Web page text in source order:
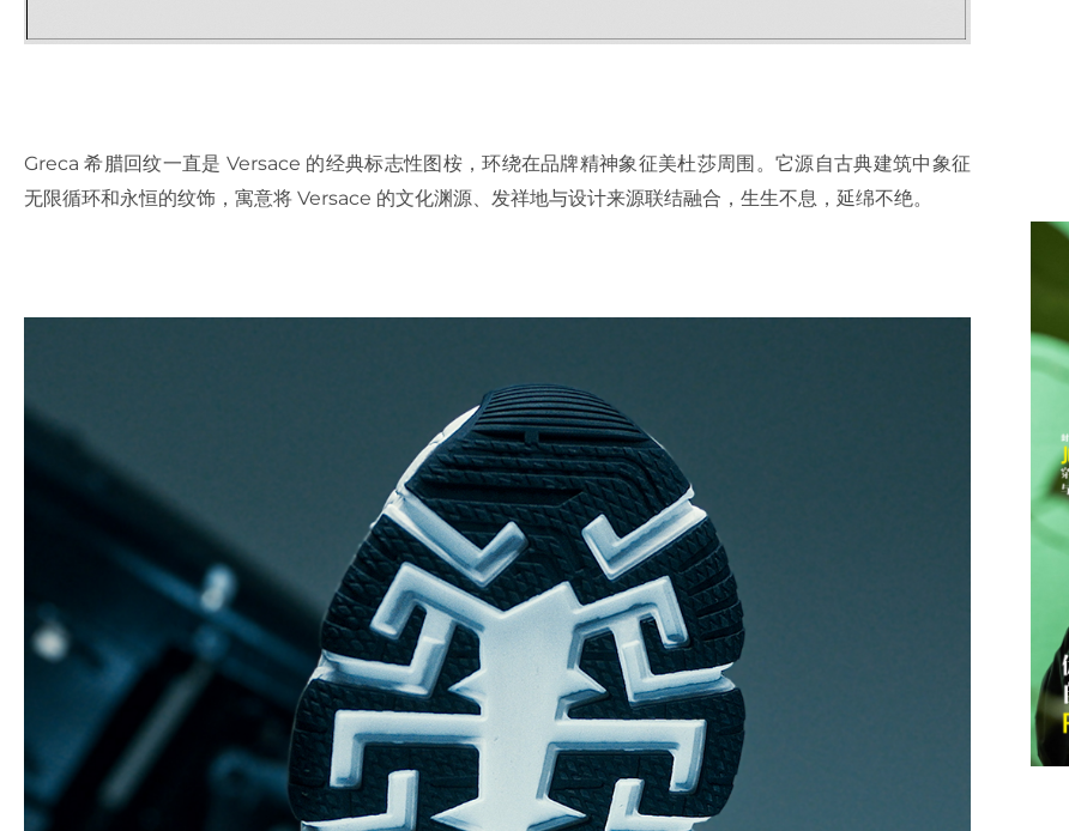
Greca 希腊回纹一直是 Versace 的经典标志性图桉，环绕在品牌精神象征美杜莎周围。它源自古典建筑中象征
无限循环和永恒的纹饰，寓意将 Versace 的文化渊源、发祥地与设计来源联结融合，生生不息，延绵不绝。